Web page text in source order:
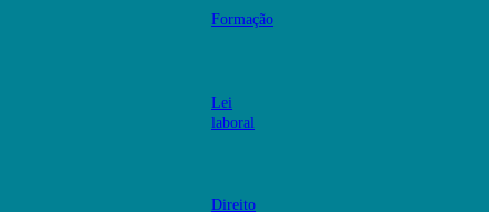
Formação
Lei
laboral
Direito